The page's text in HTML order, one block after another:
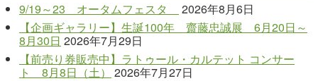
9/19～23 オータムフェスタ
2026年8月6日
【企画ギャラリー】生誕100年 齋藤忠誠展 6月20日～
8月30日 2026年7月29日
【前売り券販売中】ラトゥール・カルテット コンサー
ト 8月8日（土）
2026年7月27日